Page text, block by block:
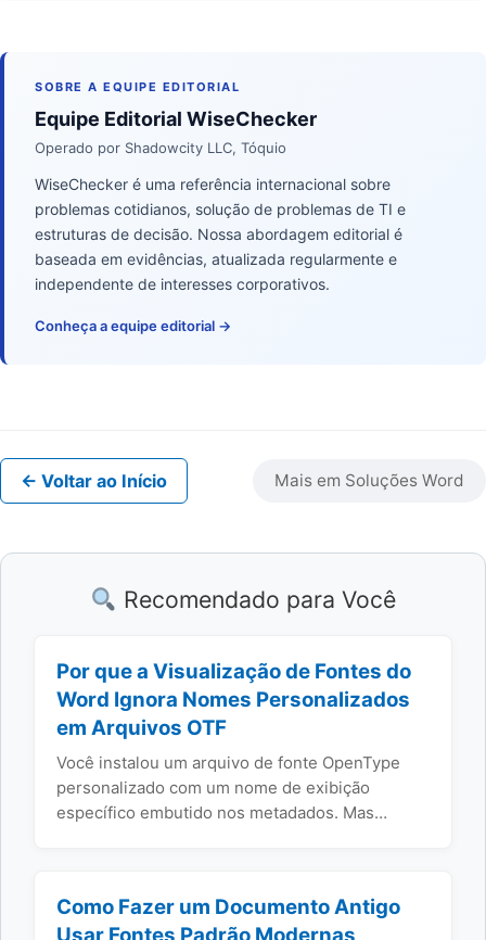
SOBRE A EQUIPE EDITORIAL
Equipe Editorial WiseChecker
Operado por Shadowcity LLC, Tóquio
WiseChecker é uma referência internacional sobre
problemas cotidianos, solução de problemas de TI e
estruturas de decisão. Nossa abordagem editorial é
baseada em evidências, atualizada regularmente e
independente de interesses corporativos.
Conheça a equipe editorial →
← Voltar ao Início Mais em Soluções Word
Recomendado para Você
Por que a Visualização de Fontes do
Word Ignora Nomes Personalizados
em Arquivos OTF
Você instalou um arquivo de fonte OpenType
personalizado com um nome de exibição
específico embutido nos metadados. Mas…
Como Fazer um Documento Antigo